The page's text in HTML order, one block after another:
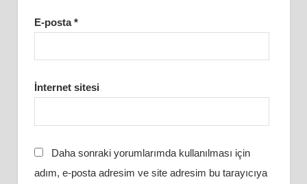
E-posta*
İnternet sitesi
Daha sonraki yorumlarımda kullanılması için
adım, e-posta adresim ve site adresim bu tarayıcıya